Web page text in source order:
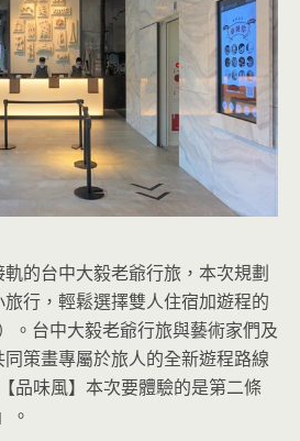
的台中大毅老爺行旅，本次規劃
行，輕鬆選擇雙人住宿加遊程的
。台中大毅老爺行旅與藝術家們及
策畫專屬於旅人的全新遊程路線
品味風】本次要體驗的是第二條
。